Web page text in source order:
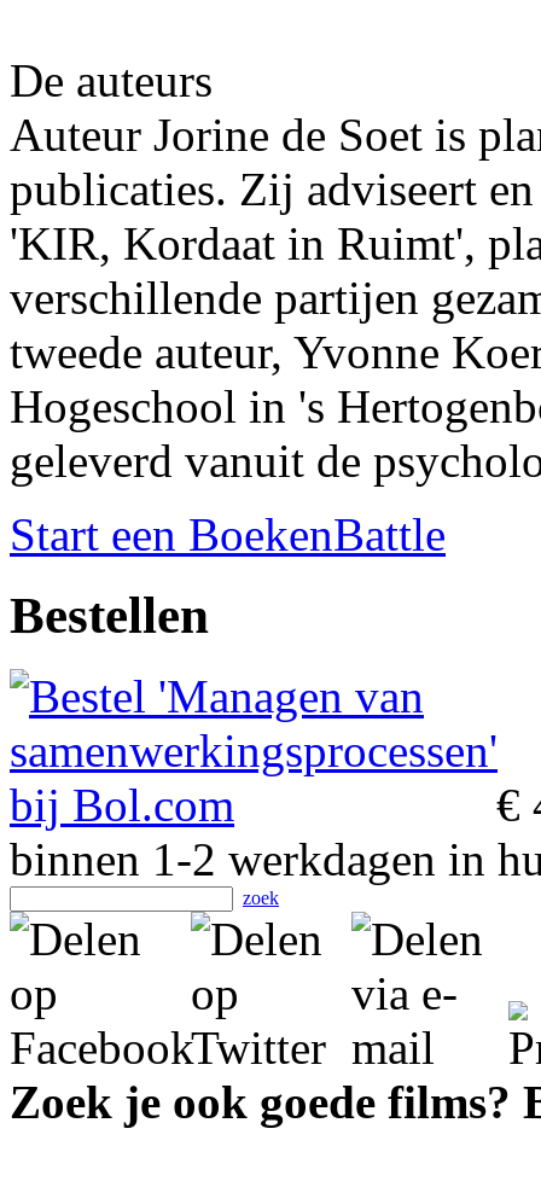
De auteurs
Auteur Jorine de Soet is
publicaties. Zij adviseert
'KIR, Kordaat in Ruimt',
verschillende partijen
tweede auteur, Yvonne
Hogeschool in 's
geleverd vanuit de
Start een BoekenBattle
Bestellen
€
binnen 1-2 werkdagen in
zoek
Zoek je ook goede films?